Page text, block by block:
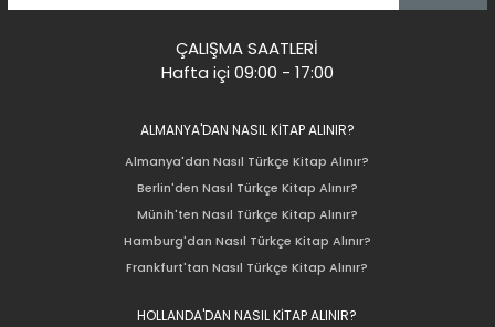
ÇALIŞMA SAATLERİ
Hafta içi 09:00 - 17:00
ALMANYA'DAN NASIL KİTAP ALINIR?
Almanya'dan Nasıl Türkçe Kitap Alınır?
Berlin'den Nasıl Türkçe Kitap Alınır?
Münih'ten Nasıl Türkçe Kitap Alınır?
Hamburg'dan Nasıl Türkçe Kitap Alınır?
Frankfurt'tan Nasıl Türkçe Kitap Alınır?
HOLLANDA'DAN NASIL KİTAP ALINIR?